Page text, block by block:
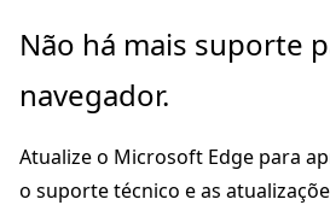
Pular
o
principal
Não há mais suporte
navegador.
Atualize o Microsoft Edge para
o suporte técnico e as